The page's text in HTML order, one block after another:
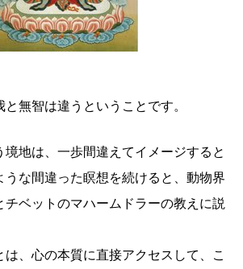
無智は違うということです。
地は、一歩間違えてイメージすると
うな間違った瞑想を続けると、動物界
チベットのマハームドラーの教えに説
、心の本質に直接アクセスして、こ